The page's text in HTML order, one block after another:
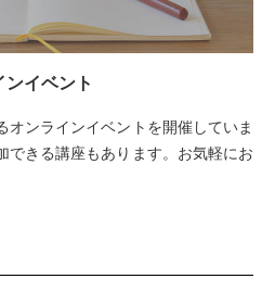
イベント
オンラインイベントを開催していま
できる講座もあります。お気軽にお